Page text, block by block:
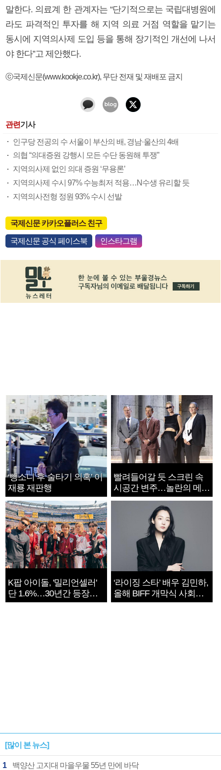
말한다. 의료계 한 관계자는 “단기적으로는 국립대병원에
라도 파격적인 투자를 해 지역 의료 거점 역할을 맡기는
동시에 지역의사제 도입 등을 통해 장기적인 개선에 나서
야 한다”고 제안했다.
ⓒ국제신문(www.kookje.co.kr), 무단 전재 및 재배포 금지
관련기사
인구당 전공의 수 서울이 부산의 배, 경남·울산의 4배
의협 “의대증원 강행시 모든 수단 동원해 투쟁”
지역의사제 없인 의대 증원 ‘무용론’
지역의사제 수시 97% 수능최저 적용…N수생 유리할 듯
지역의사전형 정원 93% 수시 선발
국제신문 카카오플러스 친구
국제신문 공식 페이스북 인스타그램
‘뺑소니 후 술타기 의혹’ 이
재룡 재판행
빨려들어갈 듯 스크린 속
시공간 변주…놀란의 메시
지는 ‘전쟁 속죄’
K팝 아이돌, '밀리언셀러'
단 1.6%…30년간 등장
1182개팀 전수조사
‘라이징 스타’ 배우 김민하,
올해 BIFF 개막식 사회자
확정
[많이 본 뉴스]
1 백양산 고지대 마을우물 55년 만에 바닥